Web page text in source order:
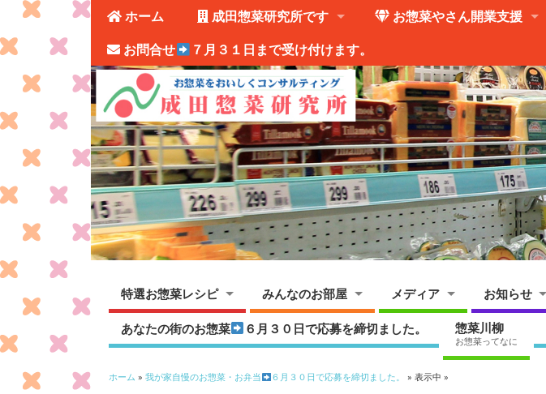
ホーム 成田惣菜研究所です お惣菜やさん開業支援
お問合せ
７月３１日まで受け付けます。
特選お惣菜レシピ みんなのお部屋 メディア お知らせ
あなたの街のお惣菜 ６月３０日で応募を締切ました。 惣菜川柳
お惣菜ってなに
ホーム »我が家自慢のお惣菜・お弁当 ６月３０日で応募を締切ました。 » 表示中 »